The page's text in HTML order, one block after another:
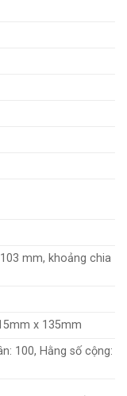
mm, khoảng chia
x 135mm
100, Hằng số cộng: